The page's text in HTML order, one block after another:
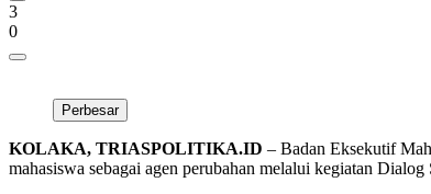
3
0
Perbesar
KOLAKA, TRIASPOLITIKA.ID – Badan Eksekutif
mahasiswa sebagai agen perubahan melalui kegiatan